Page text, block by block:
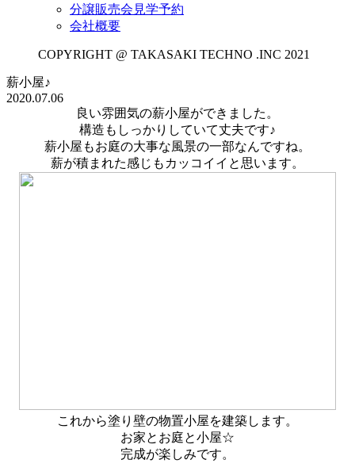
分譲販売会見学予約
会社概要
COPYRIGHT @ TAKASAKI TECHNO .INC 2021
薪小屋♪
2020.07.06
良い雰囲気の薪小屋ができました。
構造もしっかりしていて丈夫です♪
薪小屋もお庭の大事な風景の一部なんですね。
薪が積まれた感じもカッコイイと思います。
これから塗り壁の物置小屋を建築します。
お家とお庭と小屋☆
完成が楽しみです。